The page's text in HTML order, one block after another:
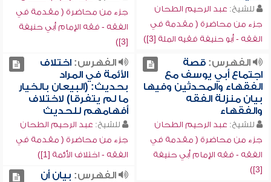
للشيخ: عبد الرحيم الطحان
جزء من محاضرة ( مقدمة في
الفقه - أبو حنيفة فقيه الملة [3])
جزء من محاضرة ( مقدمة في
الفقه - فقه الإمام أبي حنيفة
[3])
الفهرس:قصة
اجتماع أبي يوسف مع
الفقهاء والمحدثين وفيها
بيان منزلة الفقه
والفقهاء
للشيخ: عبد الرحيم الطحان
جزء من محاضرة ( مقدمة في
الفقه - فقه الإمام أبي حنيفة
[3])
الفهرس:اختلاف
الأئمة في المراد
بحديث: (البيعان بالخيار
ما لم يتفرقا) لاختلاف
أفهامهم للحديث
للشيخ: عبد الرحيم الطحان
جزء من محاضرة ( مقدمة في
الفقه - اختلاف الأئمة [1])
الفهرس: بيان أن